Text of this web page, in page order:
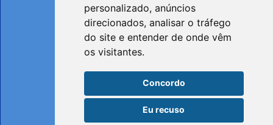
personalizado, anúncios
direcionados, analisar o tráfego
do site e entender de onde vêm
os visitantes.
Concordo
Eu recuso